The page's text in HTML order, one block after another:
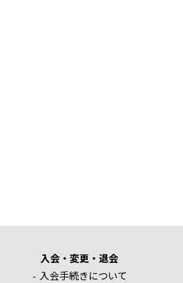
入会・変更・退会
入会手続きについて